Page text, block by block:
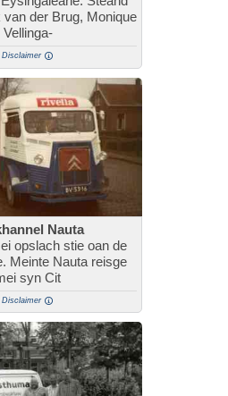
van der Brug, Monique
Vellinga-
Disclaimer
Nauta
opslach stie oan de
Meinte Nauta reisge
syn Cit
Disclaimer